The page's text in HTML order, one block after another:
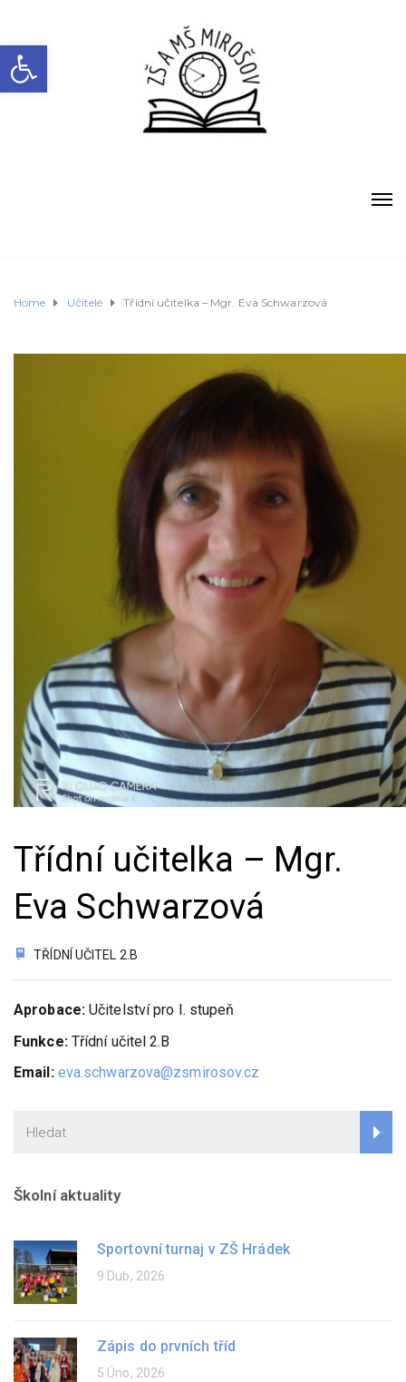
Open toolbar
Home Učitelé Třídní učitelka – Mgr. Eva Schwarzová
Třídní učitelka – Mgr.
Eva Schwarzová
TŘÍDNÍ UČITEL 2.B
Aprobace:Učitelství pro I. stupeň
Funkce:Třídní učitel 2.B
Email: eva.schwarzova@zsmirosov.cz
Školní aktuality
Sportovní turnaj v ZŠ Hrádek
9 Dub, 2026
Zápis do prvních tříd
5 Úno, 2026